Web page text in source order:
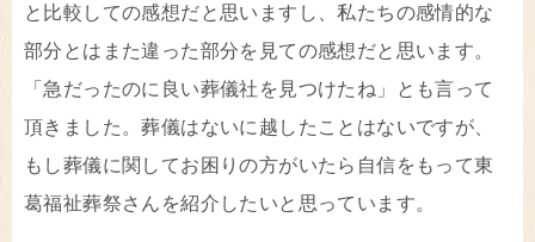
と比較しての感想だと思いますし、私たちの感情的な
部分とはまた違った部分を見ての感想だと思います。
「急だったのに良い葬儀社を見つけたね」とも言って
頂きました。葬儀はないに越したことはないですが、
もし葬儀に関してお困りの方がいたら自信をもって東
葛福祉葬祭さんを紹介したいと思っています。